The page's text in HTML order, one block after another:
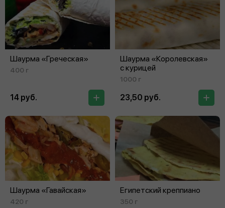
Шаурма «Греческая»
400 г
14 руб.
Шаурма «Королевская»
с курицей
1000 г
23,50 руб.
Шаурма «Гавайская»
420 г
Египетский креппиано
350 г